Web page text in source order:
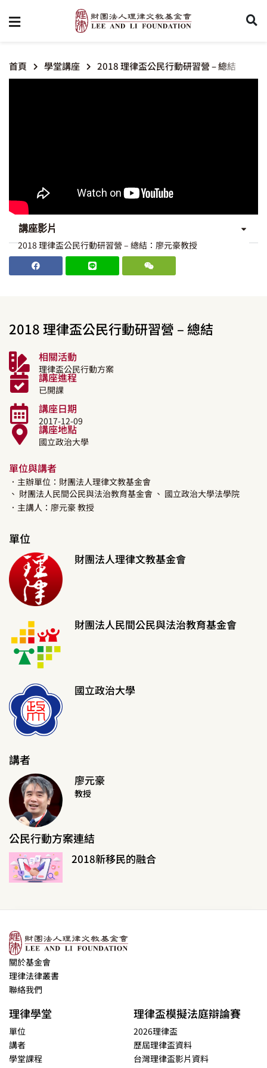
首頁 學堂講座 2018 理律盃公民行動研習營 – 總結
講座影片
2018 理律盃公民行動研習營 – 總結：廖元豪教授
2018 理律盃公民行動研習營 – 總結
相關活動
理律盃公民行動方案
講座進程
已開課
講座日期
2017-12-09
講座地點
國立政治大學
單位與講者
．主辦單位：財團法人理律文教基金會
、 財團法人民間公民與法治教育基金會 、 國立政治大學法學院
．主講人： 廖元豪教授
單位
財團法人理律文教基金會
財團法人民間公民與法治教育基金會
國立政治大學
講者
廖元豪
教授
公民行動方案連結
2018新移民的融合
關於基金會
理律法律叢書
聯絡我們
理律學堂
單位
講者
學堂課程
理律盃模擬法庭辯論賽
2026理律盃
歷屆理律盃資料
台灣理律盃影片資料